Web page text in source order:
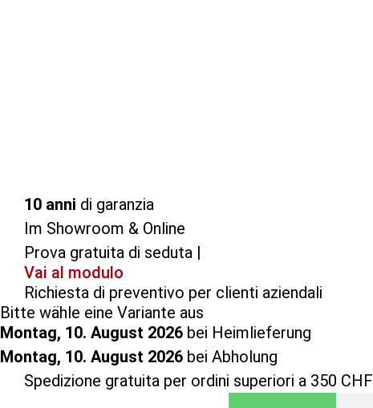
10 anni di garanzia
Im Showroom & Online
Prova gratuita di seduta |
Vai al modulo
Richiesta di preventivo per clienti aziendali
Bitte wähle eine Variante aus
Montag, 10. August 2026 bei Heimlieferung
Montag, 10. August 2026 bei Abholung
Spedizione gratuita per ordini superiori a 350 CHF